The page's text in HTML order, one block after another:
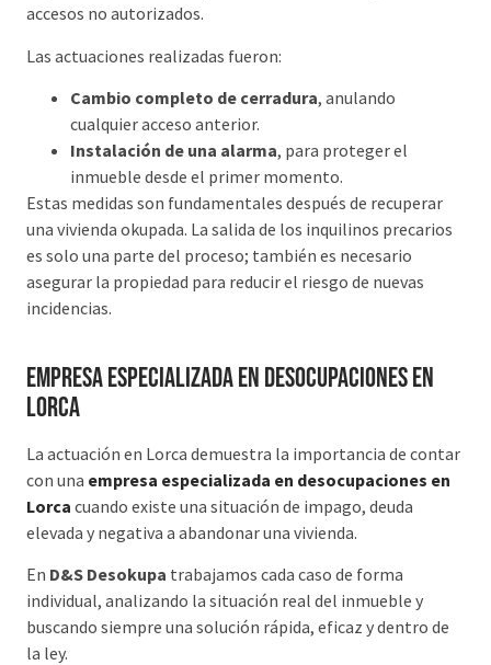
accesos no autorizados.
Las actuaciones realizadas fueron:
Cambio completo de cerradura, anulando
cualquier acceso anterior.
Instalación de una alarma, para proteger el
inmueble desde el primer momento.
Estas medidas son fundamentales después de recuperar
una vivienda okupada. La salida de los inquilinos precarios
es solo una parte del proceso; también es necesario
asegurar la propiedad para reducir el riesgo de nuevas
incidencias.
Empresa especializada en desocupaciones en
Lorca
La actuación en Lorca demuestra la importancia de contar
con una empresa especializada en desocupaciones en
Lorca cuando existe una situación de impago, deuda
elevada y negativa a abandonar una vivienda.
En D&S Desokupa trabajamos cada caso de forma
individual, analizando la situación real del inmueble y
buscando siempre una solución rápida, eficaz y dentro de
la ley.